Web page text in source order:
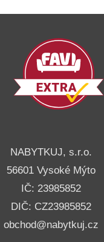
NABYTKUJ, s.r.o.
56601 Vysoké Mýto
IČ: 23985852
DIČ: CZ23985852
obchod@nabytkuj.cz